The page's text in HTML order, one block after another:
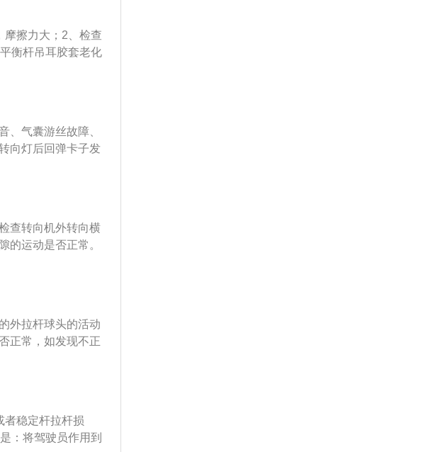
时也可能有异
者修理厂更换球
身弹性的重要部
颠簸路面对汽车的
摩擦力大；2、检查
衡杆吊耳胶套老化
行驶方向的轮状
囊DAB对应的安装
、气囊游丝故障、
向灯后回弹卡子发
业维修店进行检测
骨架、发泡、主驾
查转向机外转向横
的运动是否正常。
是如果是内部的齿
的碰撞所以才会发
天的时候由于天气
是橡胶产品，所以
外拉杆球头的活动
正常，如发现不正
齿轮齿条旷量较
统的汽车转向所需
大部分是发动机
气压能）。
者稳定杆拉杆损
：将驾驶员作用到